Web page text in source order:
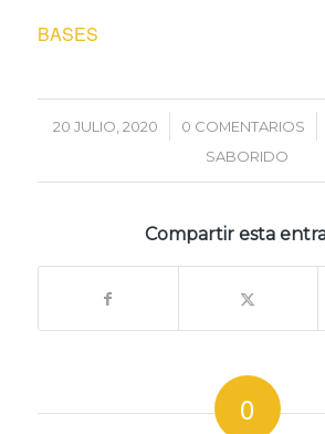
BASES
20 JULIO, 2020
/ 0 COMENTARIOS
/
SABORIDO
Compartir esta
0